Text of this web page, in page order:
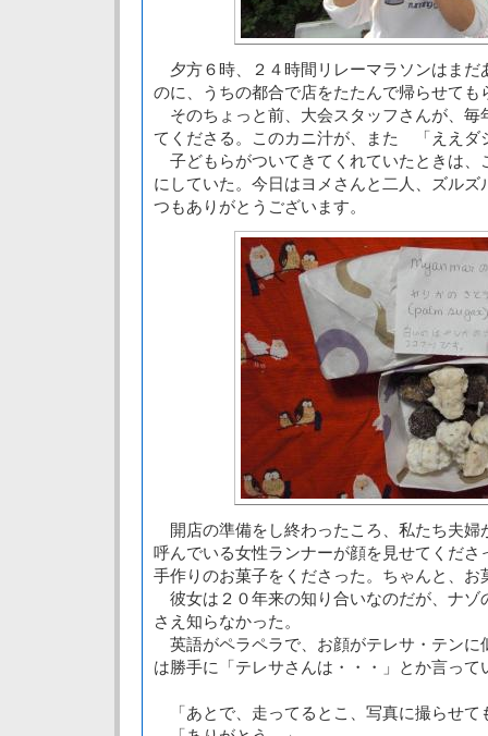
夕方６時、２４時間リレーマラソンはまだ
のに、うちの都合で店をたたんで帰らせても
そのちょっと前、大会スタッフさんが、毎
てくださる。このカニ汁が、また 「ええダ
子どもらがついてきてくれていたときは、
にしていた。今日はヨメさんと二人、ズル
つもありがとうございます。
開店の準備をし終わったころ、私たち夫婦
呼んでいる女性ランナーが顔を見せてくださ
手作りのお菓子をくださった。ちゃんと、お
彼女は２０年来の知り合いなのだが、ナゾ
さえ知らなかった。
英語がペラペラで、お顔がテレサ・テンに
は勝手に「テレサさんは・・・」とか言って
「あとで、走ってるとこ、写真に撮らせて